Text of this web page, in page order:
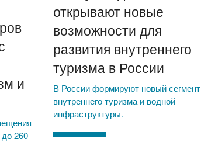
и
260
открывают новые
возможности для
развития внутреннего
туризма в России
В России формируют новый сегмент
внутреннего туризма и водной
инфраструктуры.